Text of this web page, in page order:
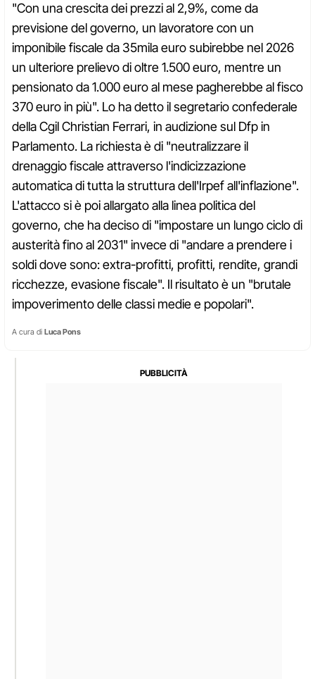
"Con una crescita dei prezzi al 2,9%, come da
previsione del governo, un lavoratore con un
imponibile fiscale da 35mila euro subirebbe nel 2026
un ulteriore prelievo di oltre 1.500 euro, mentre un
pensionato da 1.000 euro al mese pagherebbe al fisco
370 euro in più". Lo ha detto il segretario confederale
della Cgil Christian Ferrari, in audizione sul Dfp in
Parlamento. La richiesta è di "neutralizzare il
drenaggio fiscale attraverso l'indicizzazione
automatica di tutta la struttura dell'Irpef all'inflazione".
L'attacco si è poi allargato alla linea politica del
governo, che ha deciso di "impostare un lungo ciclo di
austerità fino al 2031" invece di "andare a prendere i
soldi dove sono: extra-profitti, profitti, rendite, grandi
ricchezze, evasione fiscale". Il risultato è un "brutale
impoverimento delle classi medie e popolari".
A cura di Luca Pons